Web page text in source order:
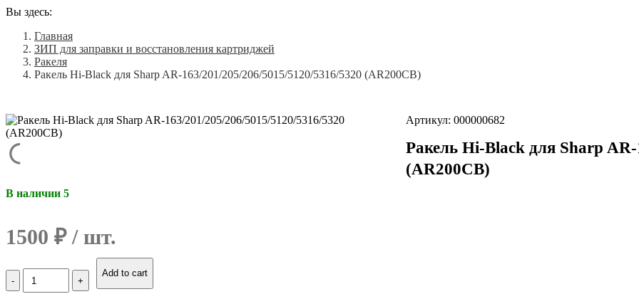
Вы здесь:
Главная
ЗИП для заправки и восстановления картриджей
Ракеля
Ракель Hi-Black для Sharp AR-163/201/205/206/5015/5120/5316/5320 (AR200CB)
Артикул: 000000682
Ракель Hi-Black для Sharp AR-
(AR200CB)
В наличии 5
1500 ₽
Количество
Ракель
Add to cart